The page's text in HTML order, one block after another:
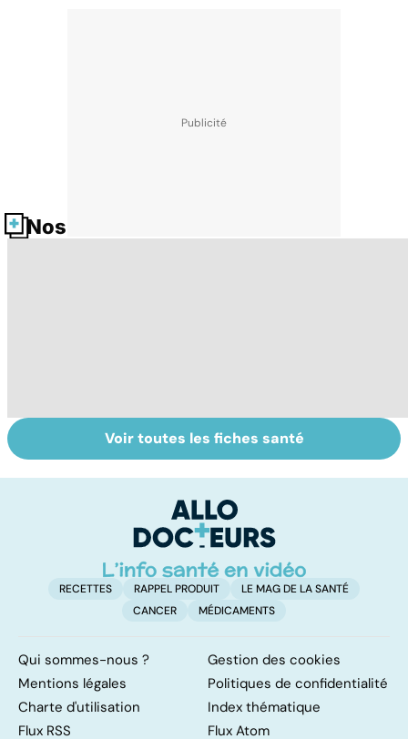
Nos fiches santé
Tout savoir sur
les infections
Inflammation des
amygdales : que
d'angine ?
Voir toutes les fiches santé
RECETTES RAPPEL PRODUIT
LE MAG DE LA SANTÉ
CANCER
MÉDICAMENTS
Qui sommes-nous ?
Gestion des cookies
Mentions légales
Politiques de confidentialité
Charte d'utilisation
Index thématique
Flux RSS
Flux Atom